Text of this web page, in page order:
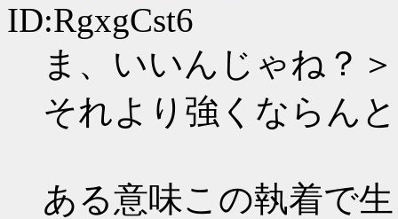
ID:RgxgCst6
ま、いいんじゃね？
それより強くならん
ある意味この執着で